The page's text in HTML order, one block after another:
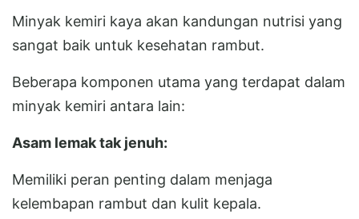
Minyak kemiri kaya akan kandungan nutrisi yang
sangat baik untuk kesehatan rambut.
Beberapa komponen utama yang terdapat dalam
minyak kemiri antara lain:
Asam lemak tak jenuh:
Memiliki peran penting dalam menjaga
kelembapan rambut dan kulit kepala.